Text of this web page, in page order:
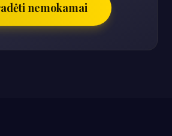
nemokamai